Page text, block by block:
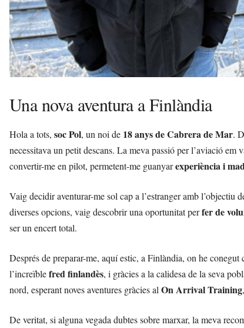
Una nova aventura a Finlàndia
Hola a tots, soc Pol, un noi de 18 anys de Cabrera de Mar.
necessitava un petit descans. La meva passió per l’aviació em
convertir-me en pilot, permetent-me guanyarexperiència i
Vaig decidir aventurar-me sol cap a l’estranger amb l’objectiu
diverses opcions, vaig descobrir una oportunitat perfer de
ser un encert total.
Després de preparar-me, aquí estic, a Finlàndia, on he
l’increïblefred finlandès, i gràcies a la calidesa de la seva
nord, esperant noves aventures gràcies al On Arrival Training
De veritat, si alguna vegada dubtes sobre marxar, la meva